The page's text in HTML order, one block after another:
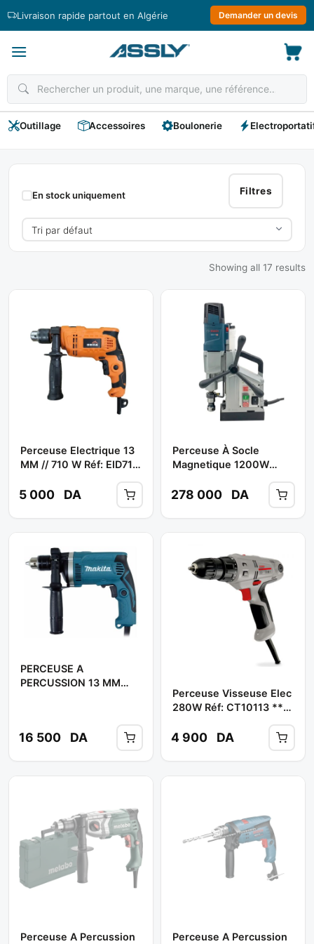
Livraison rapide partout en Algérie Demander un devis
Outillage Accessoires Boulonerie
Perceuse
Filtres
En stock uniquement
Showing all 17 results
Perceuse Electrique 13
MM // 710 W Réf: EID710
5 000 DA
Perceuse À Socle
Magnetique 1200W
** BOSCH
278 000 DA
PERCEUSE A
PERCUSSION 13 MM
16 500 DA
Perceuse Visseuse Elec
280W Réf: CT10113 **
4 900 DA
Perceuse A Percussion
Perceuse A Percussion